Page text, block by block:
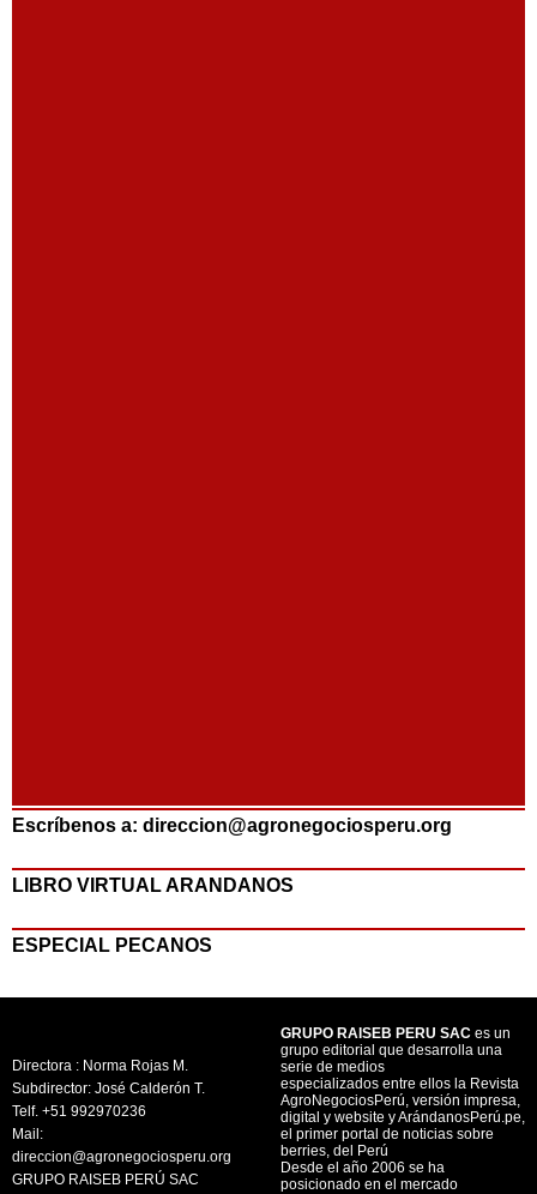
Escríbenos a: direccion@agronegociosperu.org
LIBRO VIRTUAL ARANDANOS
ESPECIAL PECANOS
Directora : Norma Rojas M.
Subdirector: José Calderón T.
Telf. +51 992970236
Mail:
direccion@agronegociosperu.org
GRUPO RAISEB PERÚ SAC
GRUPO RAISEB PERU SAC es un
grupo editorial que desarrolla una
serie de medios
especializados entre ellos la Revista
AgroNegociosPerú, versión impresa,
digital y website y ArándanosPerú.pe,
el primer portal de noticias sobre
berries, del Perú
Desde el año 2006 se ha
posicionado en el mercado